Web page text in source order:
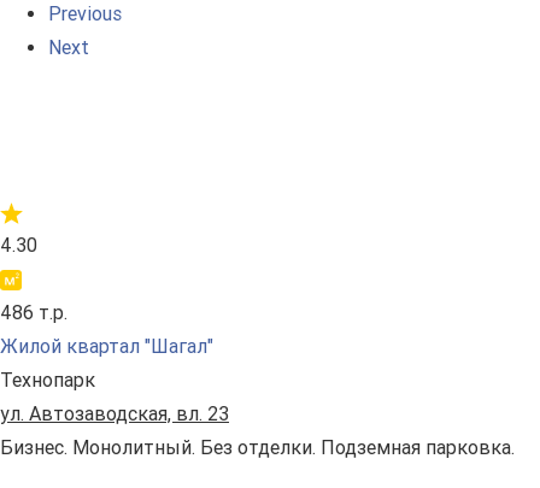
Previous
Next
4.30
486 т.р.
Жилой квартал "Шагал"
Технопарк
ул. Автозаводская, вл. 23
Бизнес. Монолитный. Без отделки. Подземная парковка.